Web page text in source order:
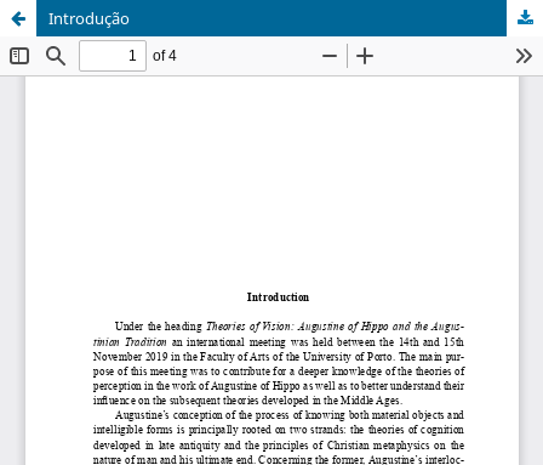
Introdução